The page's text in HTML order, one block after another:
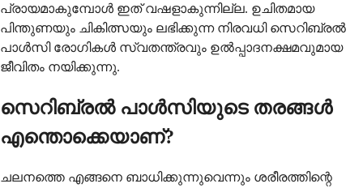
പ്രായമാകുമ്പോൾ ഇത് വഷളാകുന്നില്ല. ഉചിതമായ
പിന്തുണയും ചികിത്സയും ലഭിക്കുന്ന നിരവധി സെറിബ്രൽ
പാൾസി രോഗികൾ സ്വതന്ത്രവും ഉൽപ്പാദനക്ഷമവുമായ
ജീവിതം നയിക്കുന്നു.
സെറിബ്രൽ പാൾസിയുടെ തരങ്ങൾ
എന്തൊക്കെയാണ്?
ചലനത്തെ എങ്ങനെ ബാധിക്കുന്നുവെന്നും ശരീരത്തിന്റെ